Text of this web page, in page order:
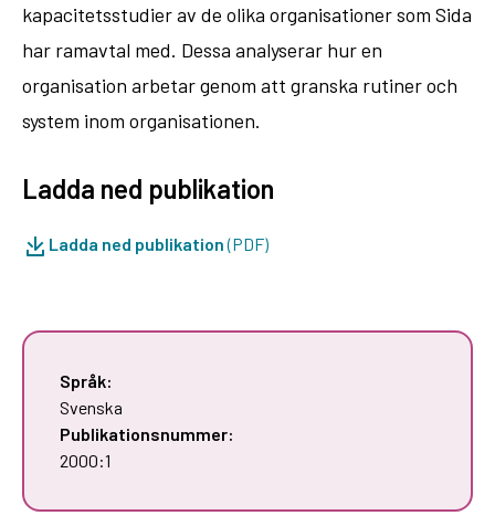
kapacitetsstudier av de olika organisationer som Sida
har ramavtal med. Dessa analyserar hur en
organisation arbetar genom att granska rutiner och
system inom organisationen.
Ladda ned publikation
Ladda ned publikation(PDF)
Språk:
Svenska
Publikationsnummer:
2000:1